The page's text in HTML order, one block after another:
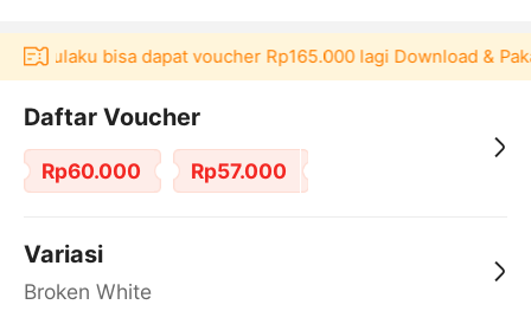
Akulaku bisa dapat voucher Rp165.000 lagi Download & Pakai
Daftar Voucher
Rp60.000 Rp57.000
Variasi
Broken White